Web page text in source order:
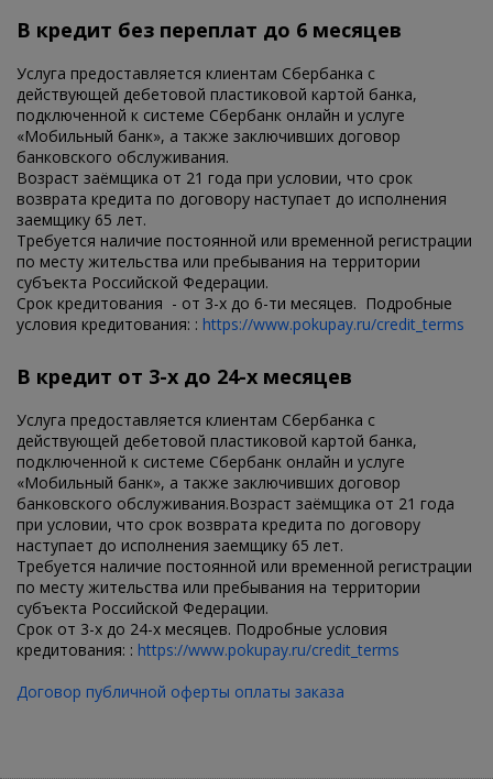
В кредит без переплат до 6 месяцев
Услуга предоставляется клиентам Сбербанка с
действующей дебетовой пластиковой картой банка,
подключенной к системе Сбербанк онлайн и услуге
«Мобильный банк», а также заключивших договор
банковского обслуживания.
Возраст заёмщика от 21 года при условии, что срок
возврата кредита по договору наступает до исполнения
заемщику 65 лет.
Требуется наличие постоянной или временной регистрации
по месту жительства или пребывания на территории
субъекта Российской Федерации.
Срок кредитования - от 3-х до 6-ти месяцев. Подробные
условия кредитования: : https://www.pokupay.ru/credit_terms
В кредит от 3-х до 24-х месяцев
Услуга предоставляется клиентам Сбербанка с
действующей дебетовой пластиковой картой банка,
подключенной к системе Сбербанк онлайн и услуге
«Мобильный банк», а также заключивших договор
банковского обслуживания.Возраст заёмщика от 21 года
при условии, что срок возврата кредита по договору
наступает до исполнения заемщику 65 лет.
Требуется наличие постоянной или временной регистрации
по месту жительства или пребывания на территории
субъекта Российской Федерации.
Срок от 3-х до 24-х месяцев. Подробные условия
кредитования: : https://www.pokupay.ru/credit_terms
Договор публичной оферты оплаты заказа